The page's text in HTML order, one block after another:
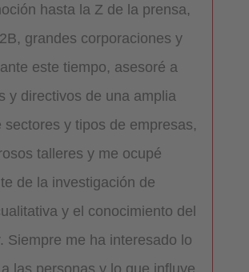
hasta la Z de la prensa,
grandes corporaciones y
este tiempo, asesoré a
y directivos de una amplia
sectores y tipos de empresas,
talleres y me ocupé
de la investigación de
y el conocimiento del
Siempre me ha interesado lo
las personas y lo que influye